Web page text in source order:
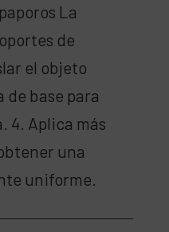
La
de
el objeto
de base para
4. Aplica más
una
uniforme.